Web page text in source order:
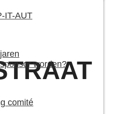
IT-AUT
worden?
comité